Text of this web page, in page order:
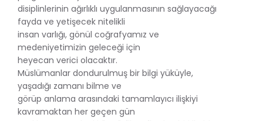
disiplinlerinin ağırlıklı uygulanmasının sağlayacağı
fayda ve yetişecek nitelikli
insan varlığı, gönül coğrafyamız ve
medeniyetimizin geleceği için
heyecan verici olacaktır.
Müslümanlar dondurulmuş bir bilgi yüküyle,
yaşadığı zamanı bilme ve
görüp anlama arasındaki tamamlayıcı ilişkiyi
kavramaktan her geçen gün